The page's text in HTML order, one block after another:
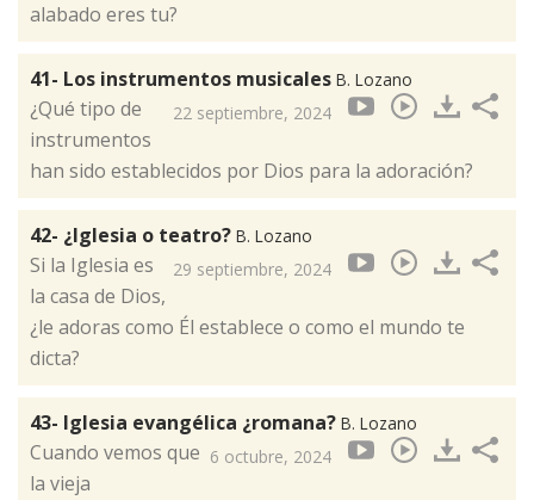
alabado eres tu?
41- Los instrumentos musicales B. Lozano
22 septiembre, 2024
¿Qué tipo de
instrumentos
han sido establecidos por Dios para la adoración?
42- ¿Iglesia o teatro? B. Lozano
29 septiembre, 2024
Si la Iglesia es
la casa de Dios,
¿le adoras como Él establece o como el mundo te
dicta?
43- Iglesia evangélica ¿romana? B. Lozano
6 octubre, 2024
Cuando vemos que
la vieja